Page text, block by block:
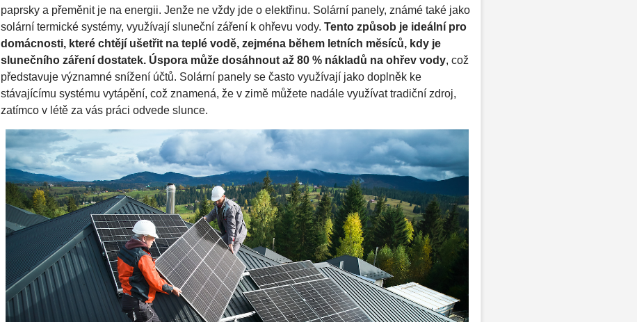
paprsky a přeměnit je na energii. Jenže ne vždy jde o elektřinu. Solární panely, známé také jako
solární termické systémy, využívají sluneční záření k ohřevu vody. Tento způsob je ideální pro
domácnosti, které chtějí ušetřit na teplé vodě, zejména během letních měsíců, kdy je
slunečního záření dostatek. Úspora může dosáhnout až 80 % nákladů na ohřev vody, což
představuje významné snížení účtů. Solární panely se často využívají jako doplněk ke
stávajícímu systému vytápění, což znamená, že v zimě můžete nadále využívat tradiční zdroj,
zatímco v létě za vás práci odvede slunce.